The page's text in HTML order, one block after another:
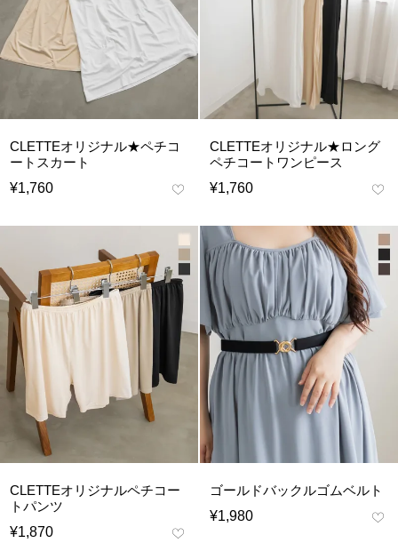
CLETTEオリジナル★ペチコ
ートスカート
¥1,760
CLETTEオリジナル★ロング
ペチコートワンピース
¥1,760
CLETTEオリジナルペチコー
トパンツ
¥1,870
ゴールドバックルゴムベルト
¥1,980